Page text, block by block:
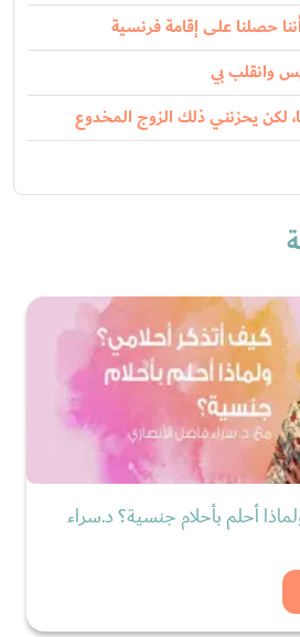
حصلنا على إقامة فرنسية
وانقلب بي
لكن يحزنني ذلك الزوج المخدوع
أحلم بأحلام جنسية؟ د.سراء